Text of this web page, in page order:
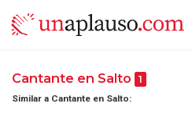
Cantante en Salto 1
Similar a Cantante en Salto: